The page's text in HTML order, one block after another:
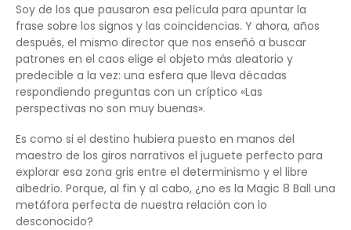
Soy de los que pausaron esa película para apuntar la
frase sobre los signos y las coincidencias. Y ahora, años
después, el mismo director que nos enseñó a buscar
patrones en el caos elige el objeto más aleatorio y
predecible a la vez: una esfera que lleva décadas
respondiendo preguntas con un críptico «Las
perspectivas no son muy buenas».
Es como si el destino hubiera puesto en manos del
maestro de los giros narrativos el juguete perfecto para
explorar esa zona gris entre el determinismo y el libre
albedrío. Porque, al fin y al cabo, ¿no es la Magic 8 Ball una
metáfora perfecta de nuestra relación con lo
desconocido?